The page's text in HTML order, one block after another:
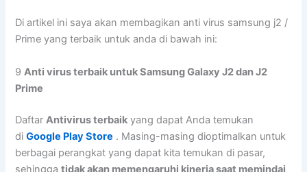
Di artikel ini saya akan membagikan anti virus samsung j2 /
Prime yang terbaik untuk anda di bawah ini:
9Anti virus terbaik untuk Samsung Galaxy J2 dan J2
Prime
Daftar Antivirus terbaik yang dapat Anda temukan
diGoogle Play Store . Masing-masing dioptimalkan untuk
berbagai perangkat yang dapat kita temukan di pasar,
sehinggatidak akan memengaruhi kinerja saat memindai